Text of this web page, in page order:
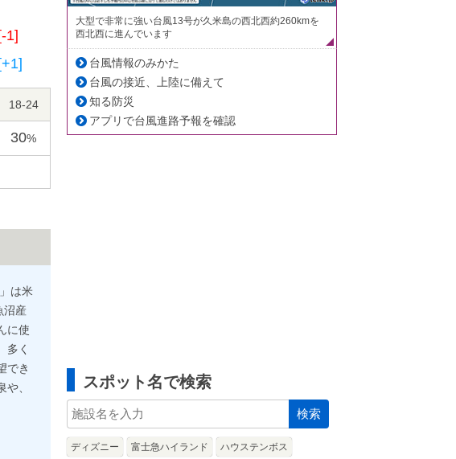
[-1]
[+1]
18-24
30%
は米
沼産
に使
多く
でき
、
大型で非常に強い台風13号が久米島の西北西約260kmを
西北西に進んでいます
台風情報のみかた
台風の接近、上陸に備えて
知る防災
アプリで台風進路予報を確認
スポット名で検索
検索
ディズニー 富士急ハイランド ハウステンボス